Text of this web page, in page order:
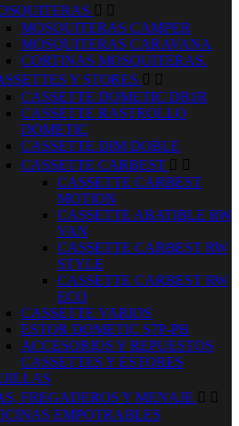
 
MOSQUITERAS CAMPER
MOSQUITERAS CARAVANA
CORTINAS MOSQUITERAS.
Y STORES  
CASSETTE DOMETIC DB1R
CASSETTE RASTROLLO
DOMETIC
CASSETTE DIM DOBLE
CASSETTE CARBEST  
CASSETTE CARBEST
MOTION
CASSETTE ABATIBLE RW
VAN
CASSETTE CARBEST RW
STYLE
CASSETTE CARBEST RW
ECO
CASSETTE VARIOS
ESTOR DOMETIC S7P-PB
ACCESORIOS Y REPUESTOS
CASSETTES Y ESTORES
FREGADEROS Y MENAJE  
EMPOTRABLES